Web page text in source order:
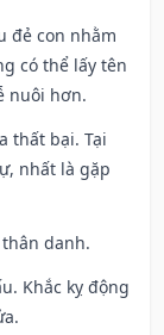
đẻ con nhằm
có thể lấy tên
nuôi hơn.
thất bại. Tại
nhất là gặp
danh.
Khắc kỵ động